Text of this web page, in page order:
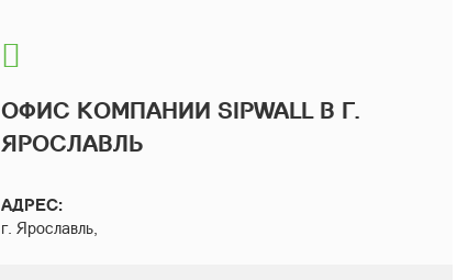
ОФИС КОМПАНИИ SIPWALL В Г.
ЯРОСЛАВЛЬ
АДРЕС:
г. Ярославль,